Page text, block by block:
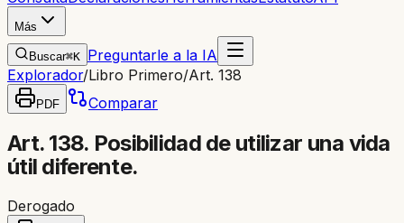
Más
Buscar⌘K Preguntarle a la IA
Explorador/Libro Primero/Art. 138
PDF Comparar
Art. 138. Posibilidad de utilizar una vida
útil diferente.
Derogado